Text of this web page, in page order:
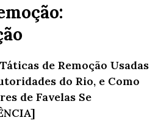
de Remoção Usadas
do Rio, e Como
de Favelas Se